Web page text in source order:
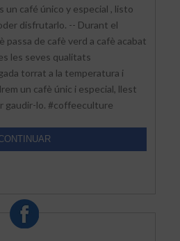
café único y especial , listo
disfrutarlo. -- Durant el
passa de cafè verd a cafè acabat
les seves qualitats
torrat a la temperatura i
un cafè únic i especial, llest
gaudir-lo. #coffeeculture